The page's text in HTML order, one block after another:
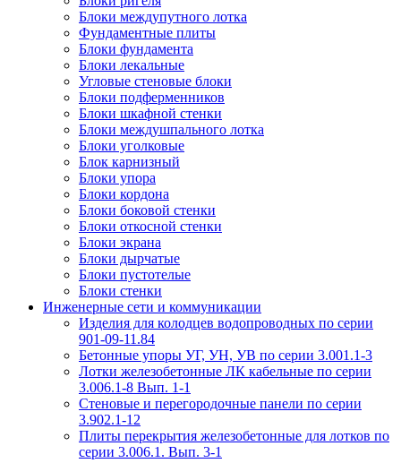
Блоки междупутного лотка
Фундаментные плиты
Блоки фундамента
Блоки лекальные
Угловые стеновые блоки
Блоки подферменников
Блоки шкафной стенки
Блоки междушпального лотка
Блоки уголковые
Блок карнизный
Блоки упора
Блоки кордона
Блоки боковой стенки
Блоки откосной стенки
Блоки экрана
Блоки дырчатые
Блоки пустотелые
Блоки стенки
Инженерные сети и коммуникации
Изделия для колодцев водопроводных по серии
901-09-11.84
Бетонные упоры УГ, УН, УВ по серии 3.001.1-3
Лотки железобетонные ЛК кабельные по серии
3.006.1-8 Вып. 1-1
Стеновые и перегородочные панели по серии
3.902.1-12
Плиты перекрытия железобетонные для лотков по
серии 3.006.1. Вып. 3-1